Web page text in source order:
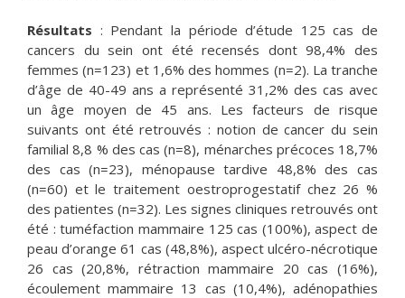
Résultats : Pendant la période d’étude 125 cas de
cancers du sein ont été recensés dont 98,4% des
femmes (n=123) et 1,6% des hommes (n=2). La tranche
d’âge de 40-49 ans a représenté 31,2% des cas avec
un âge moyen de 45 ans. Les facteurs de risque
suivants ont été retrouvés : notion de cancer du sein
familial 8,8 % des cas (n=8), ménarches précoces 18,7%
des cas (n=23), ménopause tardive 48,8% des cas
(n=60) et le traitement oestroprogestatif chez 26 %
des patientes (n=32). Les signes cliniques retrouvés ont
été : tuméfaction mammaire 125 cas (100%), aspect de
peau d’orange 61 cas (48,8%), aspect ulcéro-nécrotique
26 cas (20,8%, rétraction mammaire 20 cas (16%),
écoulement mammaire 13 cas (10,4%), adénopathies